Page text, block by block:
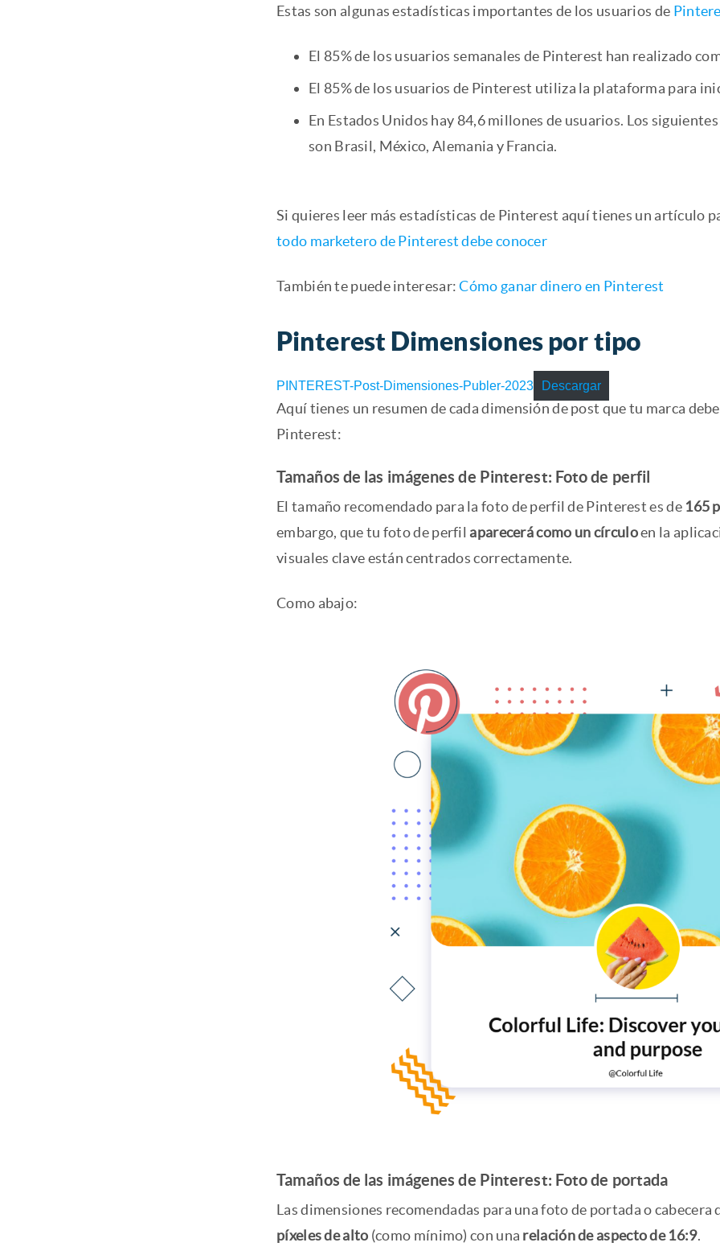
Estas son algunas estadísticas importantes de los usuarios de
El 85% de los usuarios semanales de Pinterest han realizado
El 85% de los usuarios de Pinterest utiliza la plataforma para
En Estados Unidos hay 84,6 millones de usuarios. Los
son Brasil, México, Alemania y Francia.
Si quieres leer más estadísticas de Pinterest aquí tienes un artículo
todo marketero de Pinterest debe conocer
También te puede interesar:Cómo ganar dinero en Pinterest
Pinterest Dimensiones por tipo
PINTEREST-Post-Dimensiones-Publer-2023 Descargar
Aquí tienes un resumen de cada dimensión de post que tu marca
Pinterest:
Tamaños de las imágenes de Pinterest: Foto de perfil
El tamaño recomendado para la foto de perfil de Pinterest es de 165
embargo, que tu foto de perfil aparecerá como un círculoen la
visuales clave están centrados correctamente.
Como abajo:
Tamaños de las imágenes de Pinterest: Foto de portada
Las dimensiones recomendadas para una foto de portada o
píxeles de alto (como mínimo) con una relación de aspecto de 16:9.